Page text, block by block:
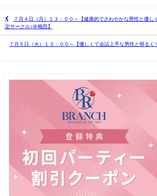
７月４日（月）１３：００～【健康的でさわやかな男性と優し
定サークル♪＠梅田】
７月５日（火）１３：００～【優しくて会話上手な男性と明るく